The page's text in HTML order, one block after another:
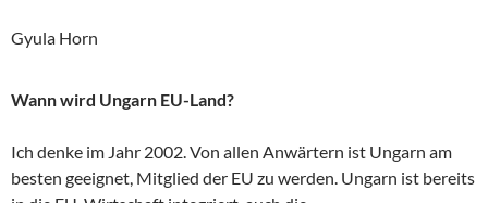
Gyula Horn
Wann wird Ungarn EU-Land?
Ich denke im Jahr 2002. Von allen Anwärtern ist Ungarn am
besten geeignet, Mitglied der EU zu werden. Ungarn ist bereits